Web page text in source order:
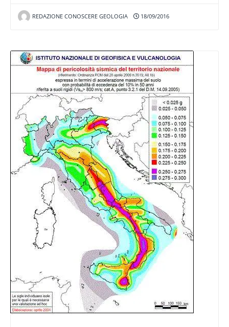
REDAZIONE CONOSCERE GEOLOGIA 18/09/2016